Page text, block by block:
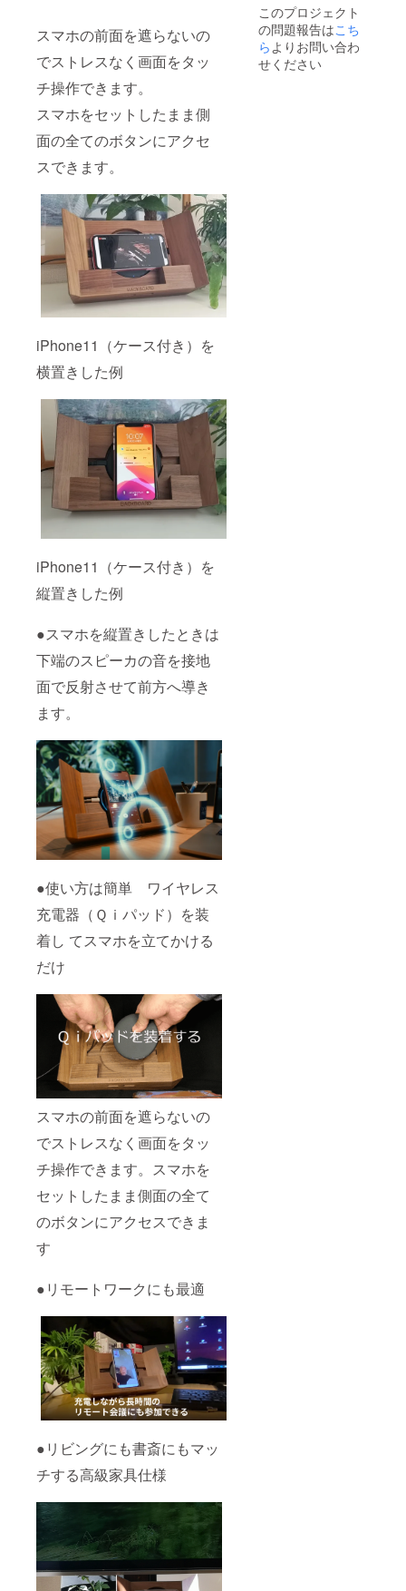
スマホの前面を遮らないの
でストレスなく画面をタッ
チ操作できます。
スマホをセットしたまま側
面の全てのボタンにアクセ
スできます。
iPhone11（ケース付き）を
横置きした例
iPhone11（ケース付き）を
縦置きした例
●スマホを縦置きしたときは
下端のスピーカの音を接地
面で反射させて前方へ導き
ます。
●使い方は簡単 ワイヤレス
充電器（Ｑｉパッド）を装
着し てスマホを立てかける
だけ
スマホの前面を遮らないの
でストレスなく画面をタッ
チ操作できます。スマホを
セットしたまま側面の全て
のボタンにアクセスできま
す
●リモートワークにも最適
●リビングにも書斎にもマッ
チする高級家具仕様
このプロジェクト
の問題報告はこち
らよりお問い合わ
せください